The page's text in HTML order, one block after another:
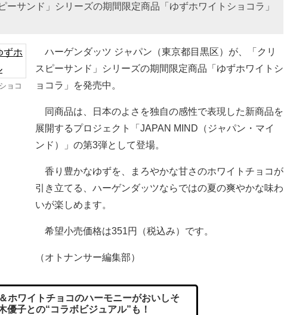
サンド」シリーズの期間限定商品「ゆずホワイトショコラ」
ョコ
ハーゲンダッツ ジャパン（東京都目黒区）が、「クリ
スピーサンド」シリーズの期間限定商品「ゆずホワイトシ
ョコラ」を発売中。
同商品は、日本のよさを独自の感性で表現した新商品を
展開するプロジェクト「JAPAN MIND（ジャパン・マイ
ンド）」の第3弾として登場。
香り豊かなゆずを、まろやかな甘さのホワイトチョコが
引き立てる、ハーゲンダッツならではの夏の爽やかな味わ
いが楽しめます。
希望小売価格は351円（税込み）です。
（オトナンサー編集部）
ホワイトチョコのハーモニーがおいしそ
子との“コラボビジュアル”も！